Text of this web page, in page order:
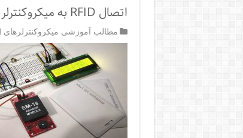
اتصال RFID به میکروکنترلر STM32
مطالب آموزشی میکروکنترلرهای ARM